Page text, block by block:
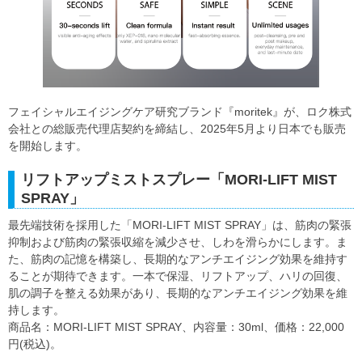
フェイシャルエイジングケア研究ブランド『moritek』が、ロク株式
会社との総販売代理店契約を締結し、2025年5月より日本でも販売
を開始します。
リフトアップミストスプレー「MORI-LIFT MIST
SPRAY」
最先端技術を採用した「MORI-LIFT MIST SPRAY」は、筋肉の緊張
抑制および筋肉の緊張収縮を減少させ、しわを滑らかにします。ま
た、筋肉の記憶を構築し、長期的なアンチエイジング効果を維持す
ることが期待できます。一本で保湿、リフトアップ、ハリの回復、
肌の調子を整える効果があり、長期的なアンチエイジング効果を維
持します。
商品名：MORI-LIFT MIST SPRAY、内容量：30ml、価格：22,000
円(税込)。